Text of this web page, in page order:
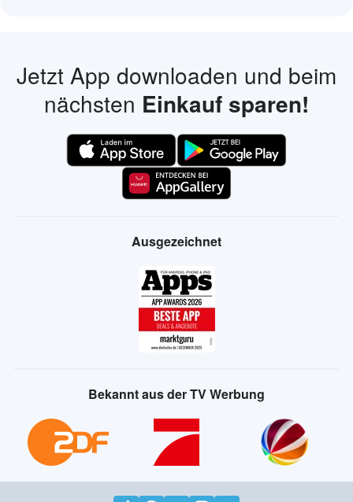
Jetzt App downloaden und beim
nächsten Einkauf sparen!
Ausgezeichnet
Bekannt aus der TV Werbung